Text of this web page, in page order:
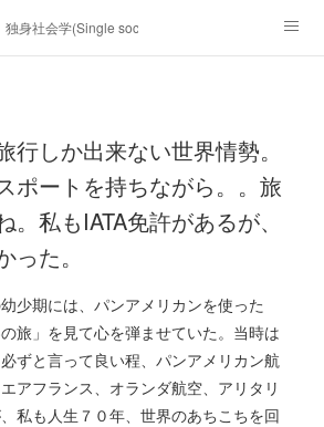
独身社会学(Single sociology)と高齢化社会学
物。
未来２１００研究所
フィリピンの歴史
ファッションを考える 漫画
イデア
マニラ男の手料理 総集編
行しか出来ない世界情勢。
ポートを持ちながら。。旅
私もIATA免許があるが、
た。
少期には、パンアメリカンを使った
旅」を見て心を弾ませていた。当時は
ずと言って良い程、パンアメリカン航
アフランス、オランダ航空、アリタリ
私も人生７０年、世界のあちこちを回